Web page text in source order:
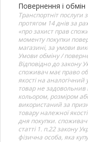
Повернення і обмін
Транспортніт
протягом 14 днів за
«про захист прав
моменту покупки
магазині, за умови
Умови обміну /
Відповідно до закону
споживач має право
якості на
товар не
кольором, розміром
використаний за
товару належної
дня покупки. споживач
статті 1. п.22 закону
фізична особа, яка